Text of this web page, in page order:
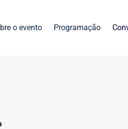
o evento Programação